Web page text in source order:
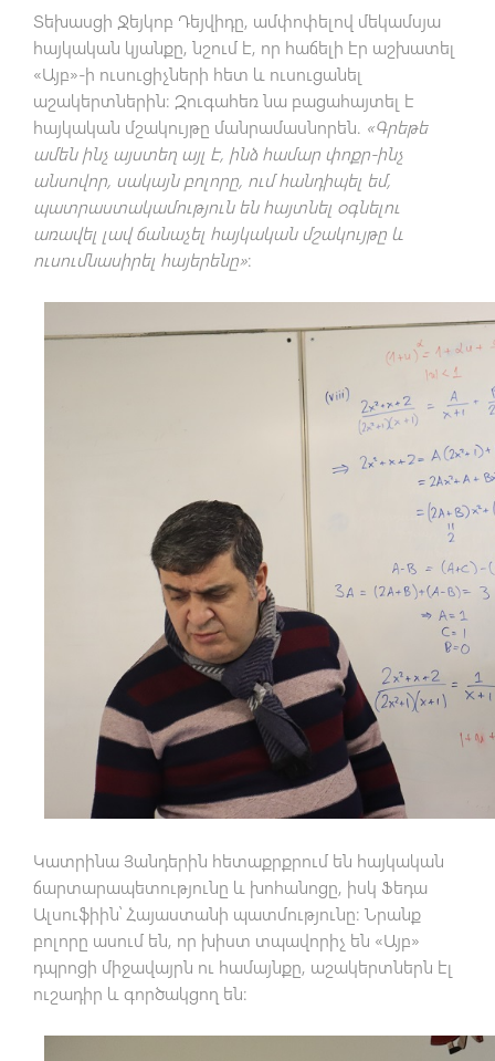
Տեխասցի Ջեյկոբ Դեյվիդը, ամփոփելով մեկամսյա
հայկական կյանքը, նշում է, որ հաճելի էր աշխատել
«Այբ»-ի ուսուցիչների հետ և ուսուցանել
աշակերտներին։ Զուգահեռ նա բացահայտել է
հայկական մշակույթը մանրամասնորեն. «Գրեթե
ամեն ինչ այստեղ այլ է, ինձ համար փոքր-ինչ
անսովոր, սակայն բոլորը, ում հանդիպել եմ,
պատրաստակամություն են հայտնել օգնելու
առավել լավ ճանաչել հայկական մշակույթը և
ուսումնասիրել հայերենը»։
Կատրինա Յանդերին հետաքրքրում են հայկական
ճարտարապետությունը և խոհանոցը, իսկ Ֆեդա
Ալսուֆիին՝ Հայաստանի պատմությունը։ Նրանք
բոլորը ասում են, որ խիստ տպավորիչ են «Այբ»
դպրոցի միջավայրն ու համայնքը, աշակերտներն էլ
ուշադիր և գործակցող են։